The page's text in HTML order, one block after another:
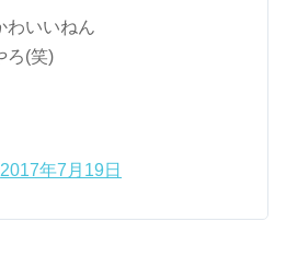
わいいねん
ろ(笑)
2017年7月19日